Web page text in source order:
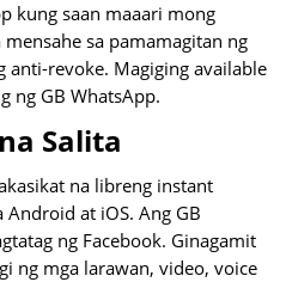
kung saan maaari mong
sa pamamagitan ng
anti-revoke. Magiging available
ng GB WhatsApp.
Salita
na libreng instant
at iOS. Ang GB
ng Facebook. Ginagamit
ng mga larawan, video, voice